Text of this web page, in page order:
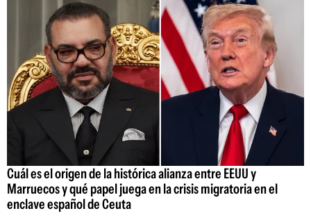
Cuál es el origen de la histórica alianza entre EEUU y
Marruecos y qué papel juega en la crisis migratoria en el
enclave español de Ceuta